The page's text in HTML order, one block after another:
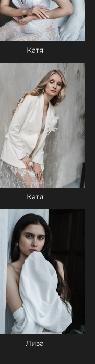
Катя
Катя
Лиза